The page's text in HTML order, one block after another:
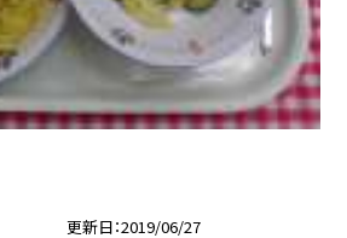
更新日 2019/06/27